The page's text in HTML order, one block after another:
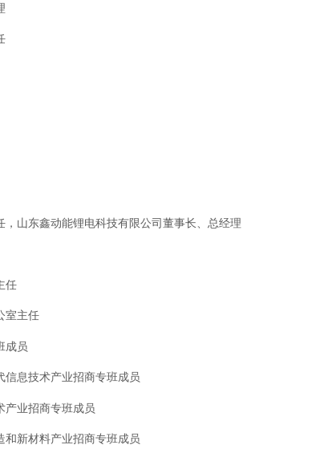
，山东鑫动能锂电科技有限公司董事长、总经理
任
室主任
成员
信息技术产业招商专班成员
产业招商专班成员
和新材料产业招商专班成员